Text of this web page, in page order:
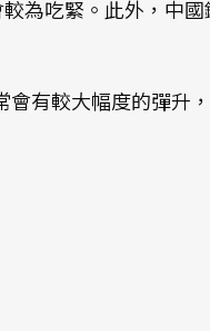
為吃緊。此外，中
有較大幅度的彈升